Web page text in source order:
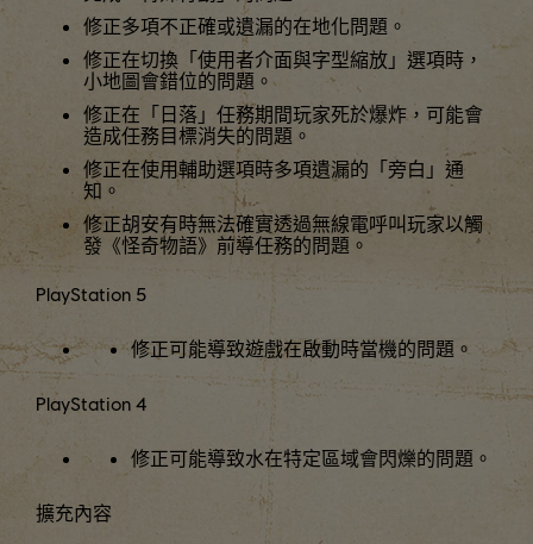
修正多項不正確或遺漏的在地化問題。
修正在切換「使用者介面與字型縮放」選項時，
小地圖會錯位的問題。
修正在「日落」任務期間玩家死於爆炸，可能會
造成任務目標消失的問題。
修正在使用輔助選項時多項遺漏的「旁白」通
知。
修正胡安有時無法確實透過無線電呼叫玩家以觸
發《怪奇物語》前導任務的問題。
PlayStation 5
修正可能導致遊戲在啟動時當機的問題。
PlayStation 4
修正可能導致水在特定區域會閃爍的問題。
擴充內容